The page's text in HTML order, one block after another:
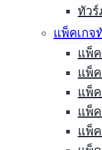
ทัวร์
แพ็คเกจ
แพ็
แพ็
แพ็
แพ็
แพ็